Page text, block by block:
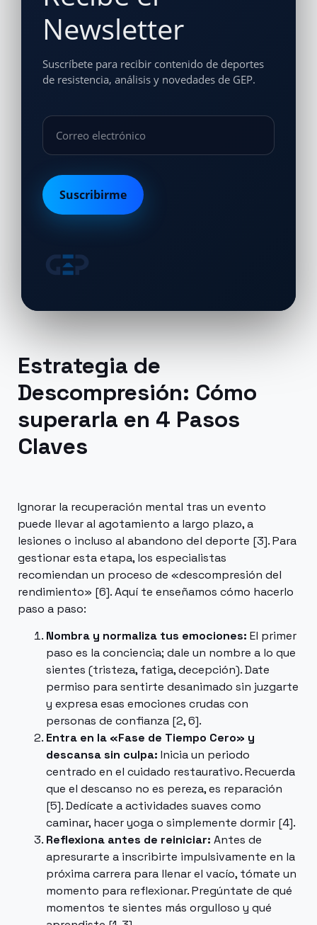
Newsletter
Suscríbete para recibir contenido de deportes
de resistencia, análisis y novedades de GEP.
Suscribirme
Estrategia de
Descompresión: Cómo
superarla en 4 Pasos
Claves
Ignorar la recuperación mental tras un evento
puede llevar al agotamiento a largo plazo, a
lesiones o incluso al abandono del deporte [3]. Para
gestionar esta etapa, los especialistas
recomiendan un proceso de «descompresión del
rendimiento» [6]. Aquí te enseñamos cómo hacerlo
paso a paso:
Nombra y normaliza tus emociones: El primer
paso es la conciencia; dale un nombre a lo que
sientes (tristeza, fatiga, decepción). Date
permiso para sentirte desanimado sin juzgarte
y expresa esas emociones crudas con
personas de confianza [2, 6].
Entra en la «Fase de Tiempo Cero» y
descansa sin culpa: Inicia un periodo
centrado en el cuidado restaurativo. Recuerda
que el descanso no es pereza, es reparación
[5]. Dedícate a actividades suaves como
caminar, hacer yoga o simplemente dormir [4].
Reflexiona antes de reiniciar: Antes de
apresurarte a inscribirte impulsivamente en la
próxima carrera para llenar el vacío, tómate un
momento para reflexionar. Pregúntate de qué
momentos te sientes más orgulloso y qué